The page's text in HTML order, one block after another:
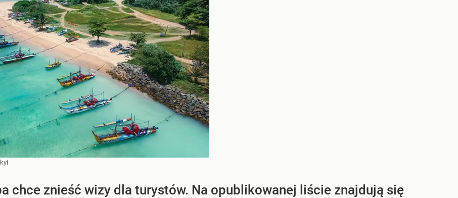
chce znieść wizy dla turystów. Na opublikowanej liście znajdują się